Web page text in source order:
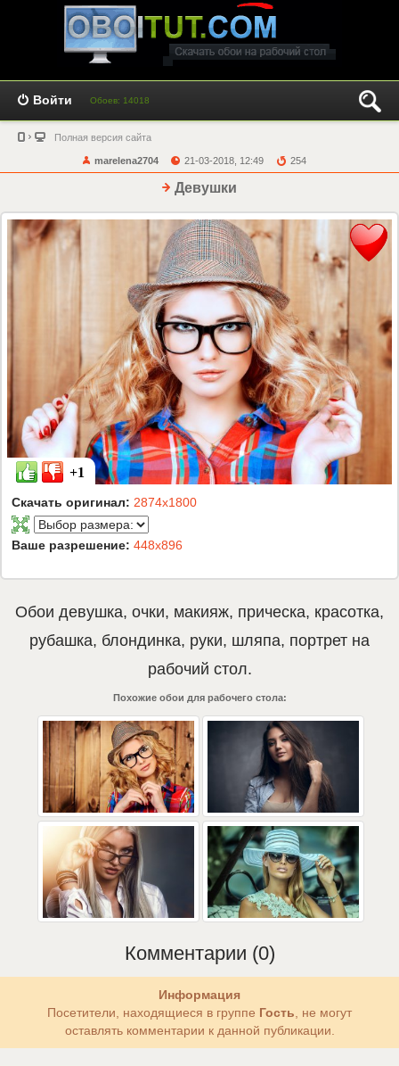
Войти Обоев: 14018
Полная версия сайта
marelena2704 21-03-2018, 12:49 254
Девушки
+1
Скачать оригинал: 2874x1800
Ваше разрешение: 448x896
Обои девушка, очки, макияж, прическа, красотка,
рубашка, блондинка, руки, шляпа, портрет на
рабочий стол.
Похожие обои для рабочего стола:
Комментарии (0)
Информация
Посетители, находящиеся в группе Гость , не могут
оставлять комментарии к данной публикации.